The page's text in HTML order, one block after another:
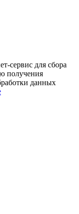
сервис для сбора
получения
данных